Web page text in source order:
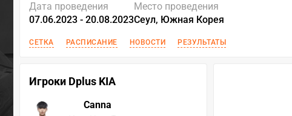
Дата проведения
07.06.2023 - 20.08.2023
Место проведения
Сеул, Южная Корея
СЕТКА РАСПИСАНИЕ НОВОСТИ РЕЗУЛЬТАТЫ
Игроки Dplus KIA
Canna